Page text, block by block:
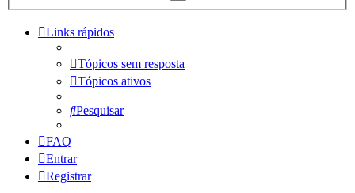
Links rápidos
Tópicos sem resposta
Tópicos ativos
Pesquisar
FAQ
Entrar
Registrar